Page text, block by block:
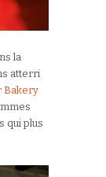
la
atterri
Bakery
qui plus